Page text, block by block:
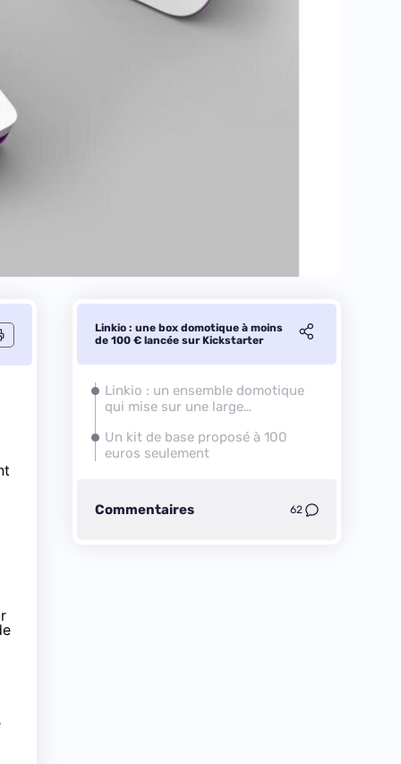
Linkio : une box domotique à moins
de 100 € lancée sur Kickstarter
Linkio : un ensemble domotique
qui mise sur une large
Un kit de base proposé à 100
euros seulement
Commentaires 62